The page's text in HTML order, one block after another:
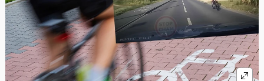
Stan drogi rowerowej może być uznany za
uzasadnienie jazdy po jezdni tylko w wyjątkowych
sytuacjach, np. gdy droga jest nieodśnieżona lub ma
niebezpieczne przeszkody.
Przepisy nie przewidują wyjątków dla rowerów
sportowych, a zdrowy rozsądek sugeruje wybór tras
o mniejszym ruchu.